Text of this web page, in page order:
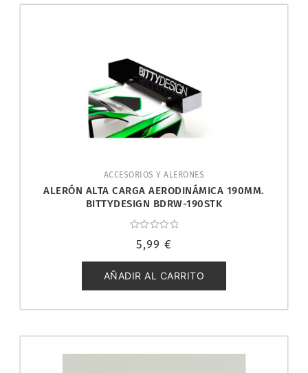
ACCESORIOS Y ALERONES
ALERÓN ALTA CARGA AERODINÁMICA 190MM.
BITTYDESIGN BDRW-190STK
con
de
5
5,99 €
AÑADIR AL CARRITO